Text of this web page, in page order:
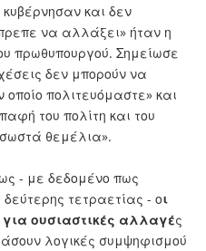
και δεν
να αλλάξει» ήταν η
πρωθυπουργού. Σημείωσε
δεν μπορούν να
οποίο πολιτευόμαστε» και
του πολίτη και του
θεμέλια».
- με δεδομένο πως
τετραετίας - οι
ουσιαστικές αλλαγές
λογικές συμψηφισμού